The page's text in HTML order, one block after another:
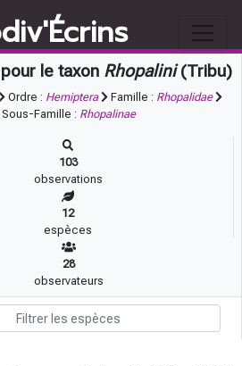
le taxon Rhopalini(Tribu)
Ordre : Hemiptera Famille : Rhopalidae
Sous-Famille : Rhopalinae
103
observations
12
espèces
28
observateurs